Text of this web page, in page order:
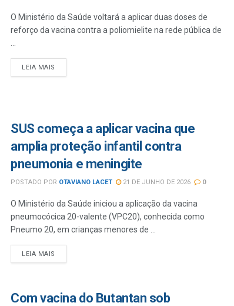
O Ministério da Saúde voltará a aplicar duas doses de
reforço da vacina contra a poliomielite na rede pública de
LEIA MAIS
SUS começa a aplicar vacina que
amplia proteção infantil contra
pneumonia e meningite
POSTADO POR OTAVIANO LACET 21 DE JUNHO DE 2026 0
O Ministério da Saúde iniciou a aplicação da vacina
pneumocócica 20-valente (VPC20), conhecida como
Pneumo 20, em crianças menores de ...
LEIA MAIS
Com vacina do Butantan sob